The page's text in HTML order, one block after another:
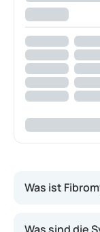
Was ist
Personen,